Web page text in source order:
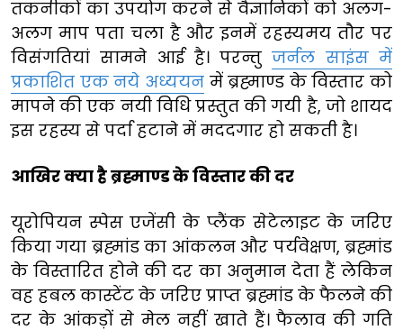
तकनीकों का उपयोग करने से वैज्ञानिकों को अलग-
अलग माप पता चला है और इनमें रहस्यमय तौर पर
विसंगतियां सामने आई है। परन्तुजर्नल साइंस में
प्रकाशित एक नये अध्ययनमें ब्रह्माण्ड के विस्तार को
मापने की एक नयी विधि प्रस्तुत की गयी है, जो शायद
इस रहस्य से पर्दा हटाने में मददगार हो सकती है।
आखिर क्या है ब्रह्माण्ड के विस्तार की दर
यूरोपियन स्पेस एजेंसी के प्लैंक सेटेलाइट के जरिए
किया गया ब्रह्मांड का आंकलन और पर्यवेक्षण, ब्रह्मांड
के विस्तारित होने की दर का अनुमान देता हैं लेकिन
वह हबल कास्टेंट के जरिए प्राप्त ब्रह्मांड के फैलने की
दर के आंकड़ों से मेल नहीं खाते हैं। फैलाव की गति